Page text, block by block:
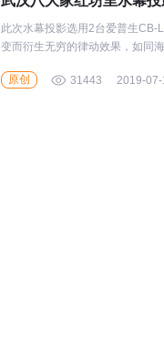
此次水幕投影选用2台爱普生
变而衍生无穷的律动效果，如同
原创
31443 2019-